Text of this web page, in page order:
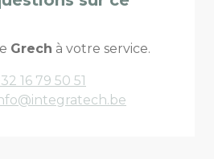
Grech à votre service.
16 79 50 51